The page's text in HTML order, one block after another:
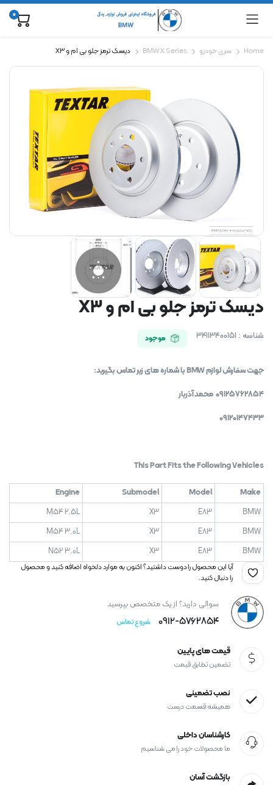
0
Home سری خودرو BMW X Series دیسک ترمز جلو بی ام و X3
دیسک ترمز جلو بی ام و X3
شناسه : 34113400151 موجود
جهت سفارش لوازم BMW با شماره های زیر تماس بگیرید:
09125762854 محمد آذربار
09120147433
This Part Fits the Following Vehicles
Make
Model
Submodel
Engine
BMW
E83
X3
M54 2.5L
BMW
E83
X3
M54 3.0L
BMW
E83
X3
N52 3.0L
آیا این محصول را دوست داشتید؟ اکنون به موارد دلخواه اضافه کنید و محصول
را دنبال کنید.
سوالی دارید؟ از یک متخصص بپرسید
0912-۵۷۶۲۸۵۴ شروع تماس
قیمت های پایین
تضمین تطابق قیمت
نصب تضمینی
همیشه قسمت درست
کارشناسان داخلی
ما محصولات خود را می شناسیم
بازگشت آسان